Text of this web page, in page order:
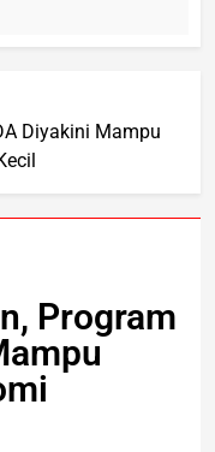
Diyakini Mampu
Program